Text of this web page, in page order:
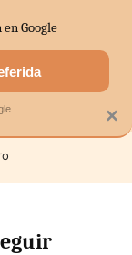
MERCADOS
×
Google